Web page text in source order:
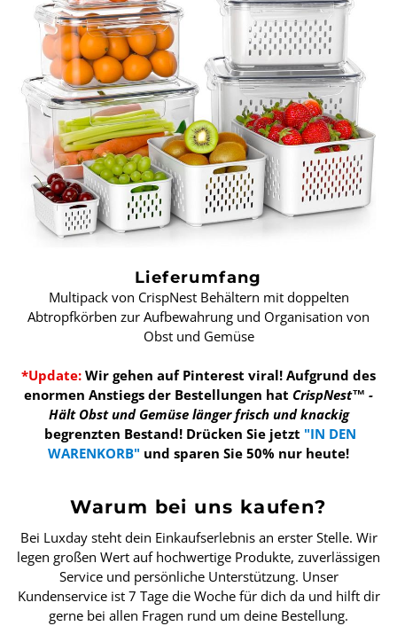
Lieferumfang
Multipack von CrispNest Behältern mit doppelten
Abtropfkörben zur Aufbewahrung und Organisation von
Obst und Gemüse
*Update: Wir gehen auf Pinterest viral! Aufgrund des
enormen Anstiegs der Bestellungen hat CrispNest™ -
Hält Obst und Gemüse länger frisch und knackig
begrenzten Bestand! Drücken Sie jetzt "IN DEN
WARENKORB" und sparen Sie 50% nur heute!
Warum bei uns kaufen?
Bei Luxday steht dein Einkaufserlebnis an erster Stelle. Wir
legen großen Wert auf hochwertige Produkte, zuverlässigen
Service und persönliche Unterstützung. Unser
Kundenservice ist 7 Tage die Woche für dich da und hilft dir
gerne bei allen Fragen rund um deine Bestellung.